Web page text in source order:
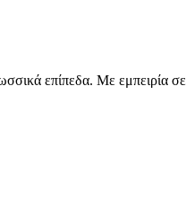
επίπεδα. Με εμπειρία σε